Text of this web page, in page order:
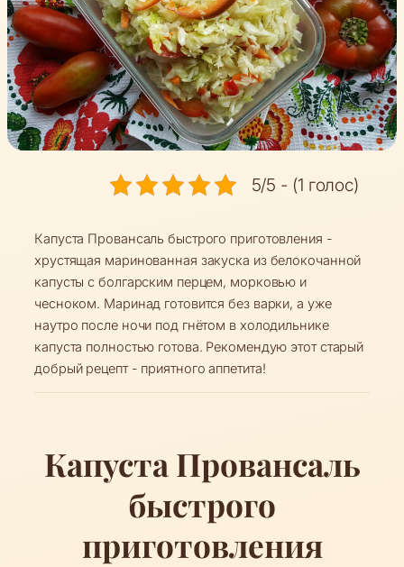
5/5 - (1 голос)
Капуста Провансаль быстрого приготовления -
хрустящая маринованная закуска из белокочанной
капусты с болгарским перцем, морковью и
чесноком. Маринад готовится без варки, а уже
наутро после ночи под гнётом в холодильнике
капуста полностью готова. Рекомендую этот старый
добрый рецепт - приятного аппетита!
Капуста Провансаль
быстрого
приготовления